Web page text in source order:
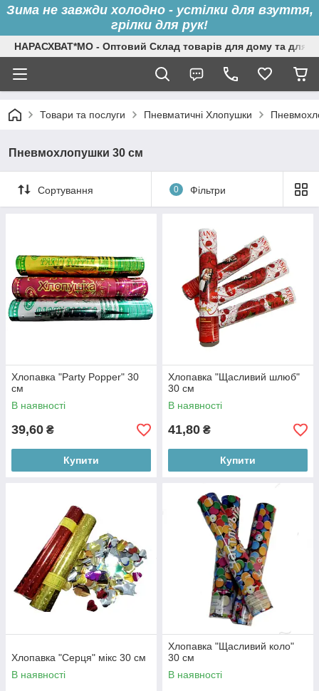
Зима не завжди холодно - устілки для взуття,
грілки для рук!
НАРАСХВАТ*МО - Оптовий Склад товарів для дому та для
Товари та послуги Пневматичні Хлопушки
Пневмохлопушки 30 см
Сортування 0 Фільтри
Хлопавка "Party Popper" 30
см
В наявності
39,60 ₴
Купити
Хлопавка "Щасливий шлюб"
30 см
В наявності
41,80 ₴
Купити
Хлопавка "Серця" мікс 30 см
В наявності
Хлопавка "Щасливий коло"
30 см
В наявності